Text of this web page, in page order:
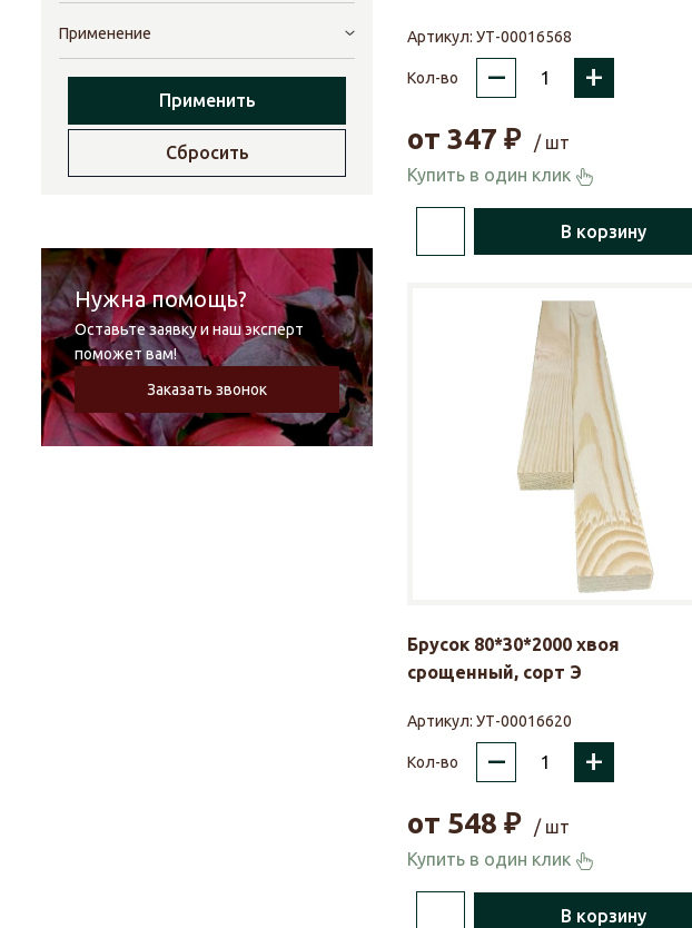
Применение
Применить
Сбросить
Нужна помощь?
Оставьте заявку и наш эксперт
поможет вам!
Заказать звонок
Артикул: УТ-00016568
Кол-во – +
от 347 ₽
/ шт
Купить в один клик
В корзину
Брусок 80*30*2000 хвоя
срощенный, сорт Э
Артикул: УТ-00016620
Кол-во – +
от 548 ₽
/ шт
Купить в один клик
В корзину